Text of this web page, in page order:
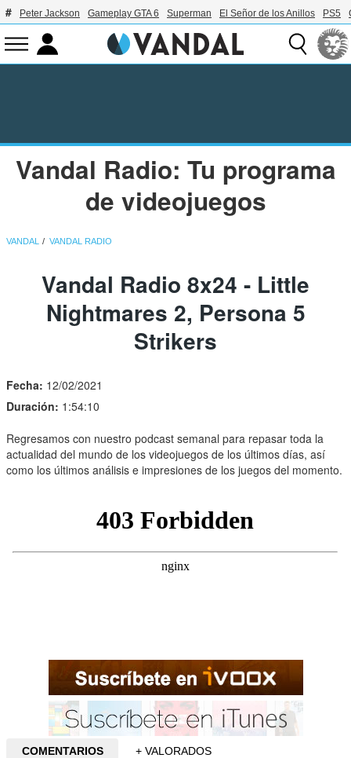
Peter Jackson Gameplay GTA 6 Superman El Señor de los Anillos PS5
Vandal Radio: Tu programa
de videojuegos
VANDAL VANDAL RADIO
Vandal Radio 8x24 - Little
Nightmares 2, Persona 5
Strikers
Fecha: 12/02/2021
Duración: 1:54:10
Regresamos con nuestro podcast semanal para repasar toda la
actualidad del mundo de los videojuegos de los últimos días, así
como los últimos análisis e impresiones de los juegos del momento.
COMENTARIOS
+ VALORADOS